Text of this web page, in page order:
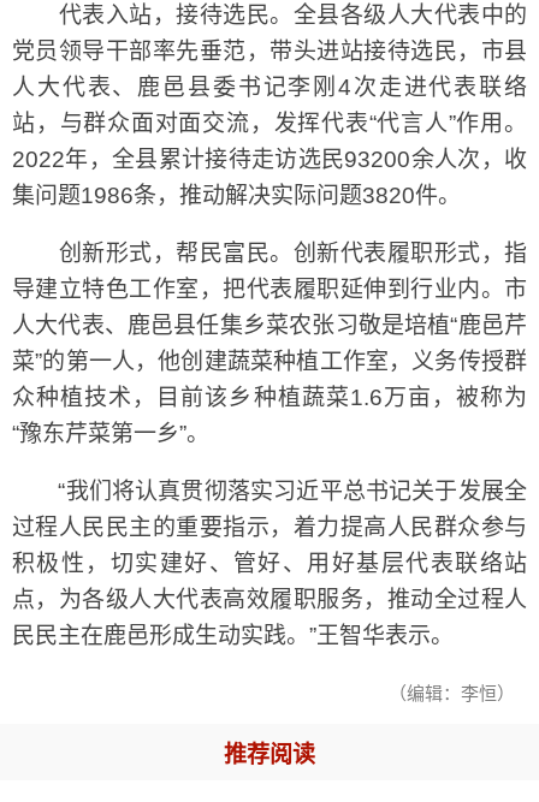
代表入站，接待选民。全县各级人大代表中的
党员领导干部率先垂范，带头进站接待选民，市县
人大代表、鹿邑县委书记李刚4次走进代表联络
站，与群众面对面交流，发挥代表“代言人”作用。
2022年，全县累计接待走访选民93200余人次，收
集问题1986条，推动解决实际问题3820件。
创新形式，帮民富民。创新代表履职形式，指
导建立特色工作室，把代表履职延伸到行业内。市
人大代表、鹿邑县任集乡菜农张习敬是培植“鹿邑芹
菜”的第一人，他创建蔬菜种植工作室，义务传授群
众种植技术，目前该乡种植蔬菜1.6万亩，被称为
“豫东芹菜第一乡”。
“我们将认真贯彻落实习近平总书记关于发展全
过程人民民主的重要指示，着力提高人民群众参与
积极性，切实建好、管好、用好基层代表联络站
点，为各级人大代表高效履职服务，推动全过程人
民民主在鹿邑形成生动实践。”王智华表示。
（编辑：李恒）
推荐阅读